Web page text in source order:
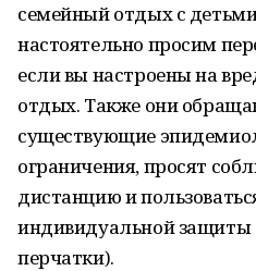
семейный отдых с
настоятельно просим
если вы настроены на
отдых. Также они
существующие
ограничения, просят
дистанцию и
индивидуальной защиты
перчатки).